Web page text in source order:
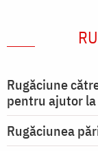
Rugăciune
pentru ajutor
Rugăciunea